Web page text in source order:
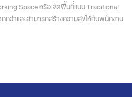
Space หรือ จัดพื้นที่แบบ Traditional
กว่าและสามารถสร้างความสุขให้กับพนักงาน